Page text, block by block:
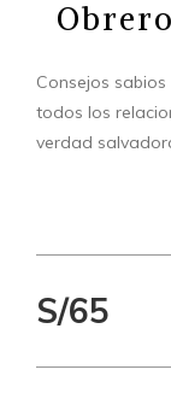
Consejos
todos los
verdad
S/65